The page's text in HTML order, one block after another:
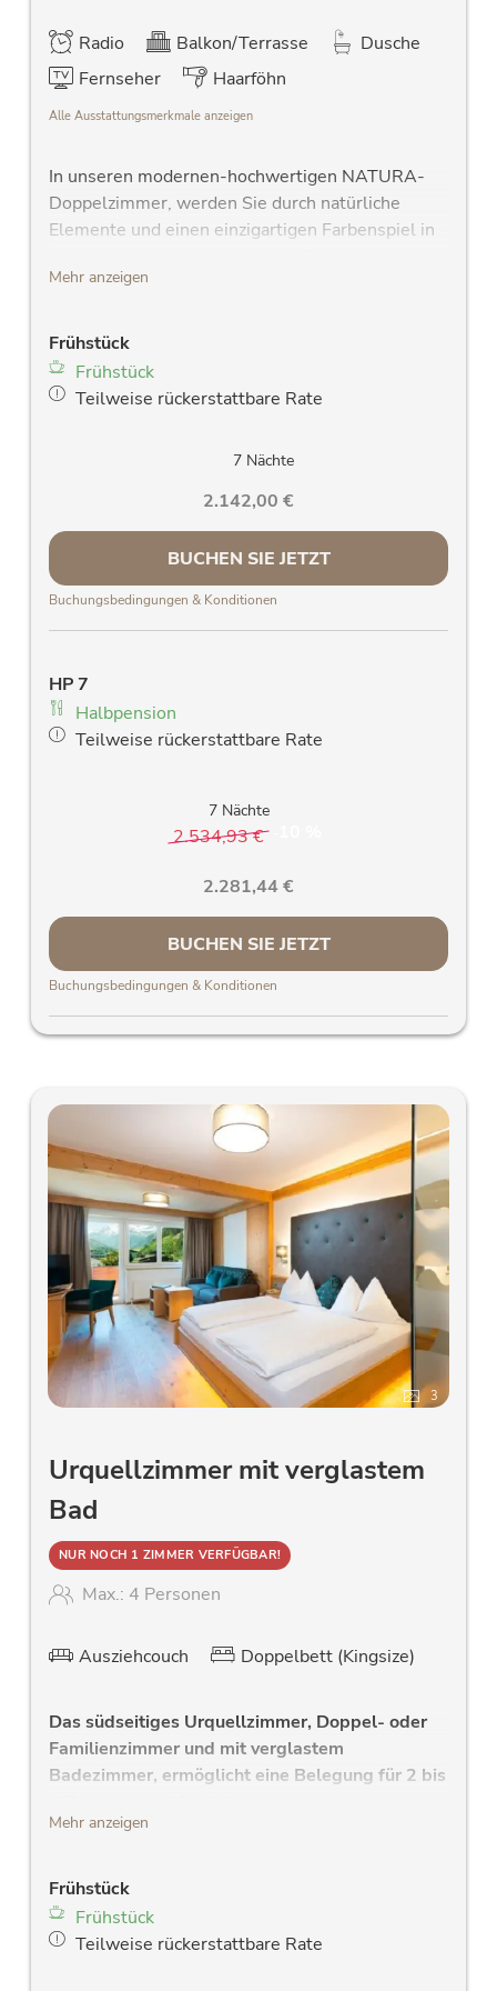
Radio Balkon/Terrasse
Dusche
Fernseher
Haarföhn
Alle Ausstattungsmerkmale anzeigen
In unseren modernen-hochwertigen NATURA-
Doppelzimmer, werden Sie durch natürliche
Elemente und einen einzigartigen Farbenspiel in
eintauchen. Moderne Badezimmer zum
großer Schlafbereich
hochwertiges Vollholzbett
modernes Badezimmer mit Dusche, Wlan
und Handtuchtrockner
neuer LCD- Flachbildfernsehr
großes südseitiges Panoramafenster &
Balkon mit traumhaften Blick auf die
allergiefreundliche Holzböden und stillvolle
Massivholzmöbel
Sprossenwand
Mehr anzeigen
Frühstück
Frühstück
Teilweise rückerstattbare Rate
7 Nächte
2.142,00 €
BUCHEN SIE JETZT
Buchungsbedingungen & Konditionen
HP 7
Halbpension
Teilweise rückerstattbare Rate
7 Nächte
2.534,93 €
2.281,44 €
BUCHEN SIE JETZT
Buchungsbedingungen & Konditionen
3
Urquellzimmer mit verglastem
Bad
NUR NOCH 1 ZIMMER VERFÜGBAR!
Max.: 4 Personen
Ausziehcouch Doppelbett (Kingsize)
Das südseitiges Urquellzimmer, Doppel- oder
Familienzimmer und mit verglastem
Badezimmer, ermöglicht eine Belegung für 2 bis
und Gesundheitsmatratze
hochwertiges Sofa mit Liegefläche für die 3
und 4. Person
Mehr anzeigen
Frühstück
Frühstück
Teilweise rückerstattbare Rate